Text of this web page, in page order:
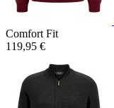
Comfort Fit
119,95 €